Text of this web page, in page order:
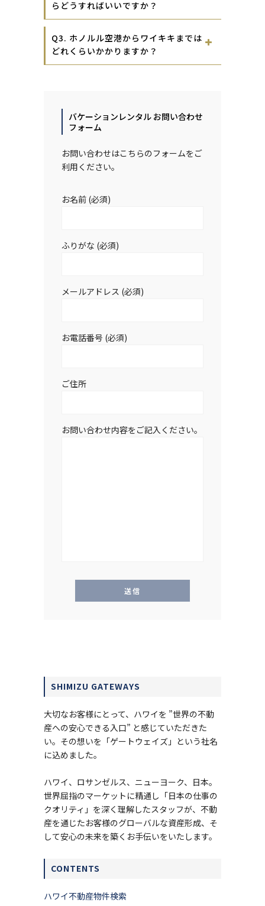
らどうすればいいですか？
Q3. ホノルル空港からワイキキまでは
どれくらいかかりますか？
バケーションレンタル お問い合わせ
フォーム
お問い合わせはこちらのフォームをご
利用ください。
お名前 (必須)
ふりがな (必須)
メールアドレス (必須)
お電話番号 (必須)
ご住所
お問い合わせ内容をご記入ください。
SHIMIZU GATEWAYS
大切なお客様にとって、ハワイを ”世界の不動
産への安心できる入口” と感じていただきた
い。その想いを「ゲートウェイズ」という社名
に込めました。
ハワイ、ロサンゼルス、ニューヨーク、日本。
世界屈指のマーケットに精通し「日本の仕事の
クオリティ」を深く理解したスタッフが、不動
産を通じたお客様のグローバルな資産形成、そ
して安心の未来を築くお手伝いをいたします。
CONTENTS
ハワイ不動産物件検索